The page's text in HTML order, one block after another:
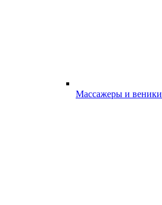
Массажеры и веники